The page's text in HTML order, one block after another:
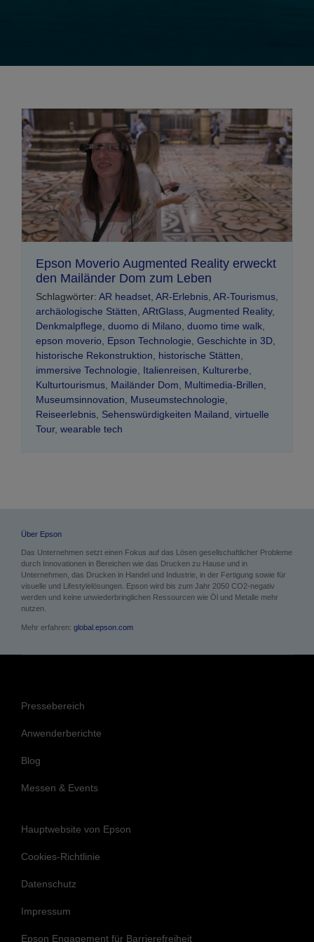
Epson Moverio Augmented Reality erweckt
den Mailänder Dom zum Leben
Schlagwörter: AR headset, AR-Erlebnis, AR-Tourismus,
archäologische Stätten, ARtGlass, Augmented Reality,
Denkmalpflege, duomo di Milano, duomo time walk,
epson moverio, Epson Technologie, Geschichte in 3D,
historische Rekonstruktion, historische Stätten,
immersive Technologie, Italienreisen, Kulturerbe,
Kulturtourismus, Mailänder Dom, Multimedia-Brillen,
Museumsinnovation, Museumstechnologie,
Reiseerlebnis, Sehenswürdigkeiten Mailand, virtuelle
Tour, wearable tech
Über Epson
Das Unternehmen setzt einen Fokus auf das Lösen gesellschaftlicher Probleme
durch Innovationen in Bereichen wie das Drucken zu Hause und in
Unternehmen, das Drucken in Handel und Industrie, in der Fertigung sowie für
visuelle und Lifestylelösungen. Epson wird bis zum Jahr 2050 CO2-negativ
werden und keine unwiederbringlichen Ressourcen wie Öl und Metalle mehr
nutzen.
Mehr erfahren: global.epson.com
Pressebereich
Anwenderberichte
Blog
Messen & Events
Hauptwebsite von Epson
Cookies-Richtlinie
Datenschutz
Impressum
Epson Engagement für Barrierefreiheit